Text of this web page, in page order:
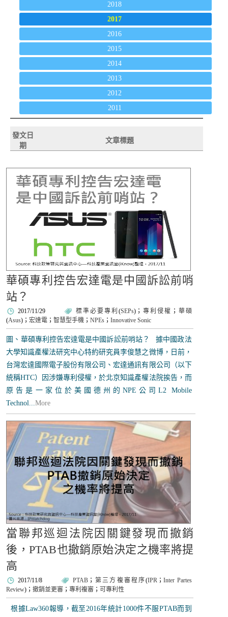
2018
2017
2016
2015
2014
2013
2012
2011
發文日
期
文章標題
華碩專利控告宏達電是中國訴訟前哨
站？
2017/11/29 標準必要專利 (SEPs)； 專利侵權 ； 華碩
(Asus)；宏達電 ；智慧型手機 ；NPEs ；Innovative Sonic
圖、華碩專利控告宏達電是中國訴訟前哨站？ 據中國政法
大學知識產權法研究中心特約研究員李俊慧之微博，日前，
台灣宏達國際電子股份有限公司、宏達通訊有限公司（以下
統稱HTC）因涉嫌專利侵權，於北京知識產權法院挨告，而
原告是一家位於美國德州的NPE公司L2 Mobile
Technol...More
當聯邦巡迴法院因關鍵發現而撤銷
後，PTAB也撤銷原始決定之機率將提
高
2017/11/8 PTAB ； 第三方複審程序(IPR； Inter Partes
Review)；撤銷並更審 ；專利複審 ； 可專利性
根據Law360報導，截至2016年統計1000件不服PTAB而到